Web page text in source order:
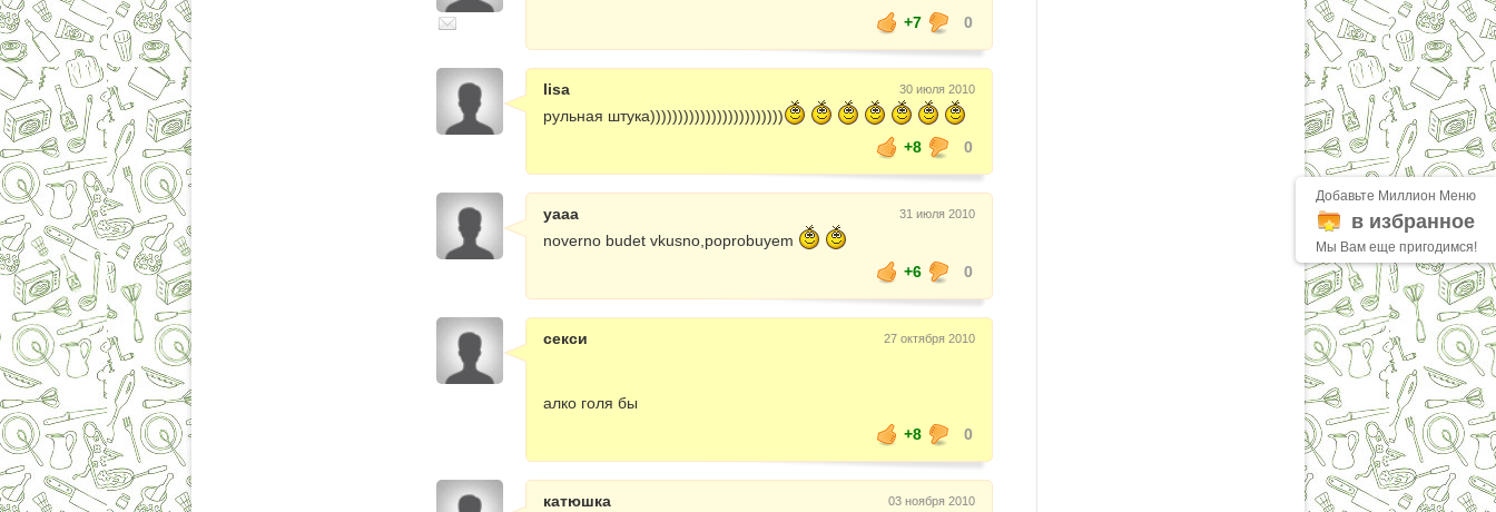
+7
0
lisa 30 июля 2010
рульная штука))))))))))))))))))))))))
+8
0
yaaa 31 июля 2010
noverno budet vkusno,poprobuyem
+6
0
секси 27 октября 2010
алко голя бы
+8
0
катюшка 03 ноября 2010
Добавьте Миллион Меню
в избранное
Мы Вам еще пригодимся!